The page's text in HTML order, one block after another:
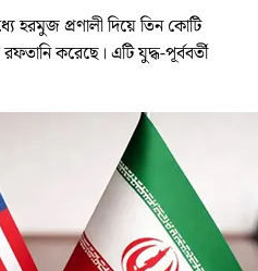
প্রণালী দিয়ে তিন কোটি
করেছে। এটি যুদ্ধ-পূর্ববর্তী